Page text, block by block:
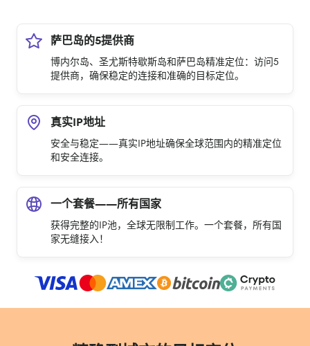
萨巴岛的5提供商
博内尔岛、圣尤斯特歇斯岛和萨巴岛精准定位：访问5
提供商，确保稳定的连接和准确的目标定位。
真实IP地址
安全与稳定——真实IP地址确保全球范围内的精准定位
和安全连接。
一个套餐——所有国家
获得完整的IP池，全球无限制工作。一个套餐，所有国
家无缝接入！